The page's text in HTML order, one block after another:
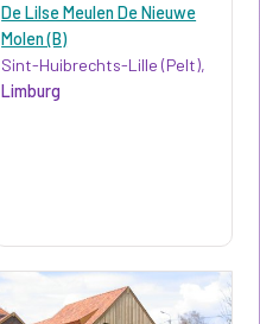
De Lilse Meulen De Nieuwe
Molen (B)
Sint-Huibrechts-Lille (Pelt),
Limburg